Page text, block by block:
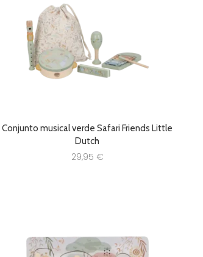
Conjunto musical verde Safari Friends Little
Dutch
29,95 €